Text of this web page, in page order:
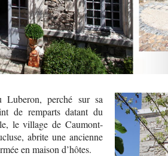
Luberon, perché sur sa
de remparts datant du
le village de Caumont-
abrite une ancienne
en maison d’hôtes.